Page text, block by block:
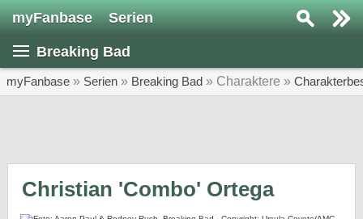
myFanbase Serien
Breaking Bad
myFanbase » Serien » Breaking Bad » Charaktere »
Christian 'Combo' Ortega
SERIEN